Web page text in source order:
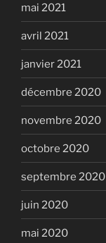
mai 2021
avril 2021
janvier 2021
décembre 2020
novembre 2020
octobre 2020
septembre 2020
juin 2020
mai 2020